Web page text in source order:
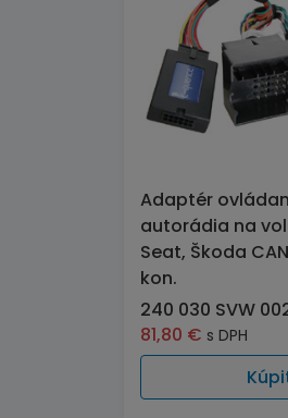
Adaptér
autorádia na
Seat, Škoda
kon.
240 030 SVW
81,80 € s DPH